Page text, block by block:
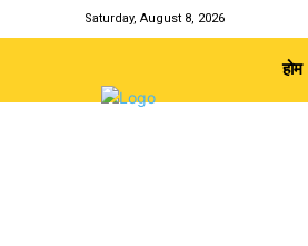
Saturday, August 8, 2026
होम